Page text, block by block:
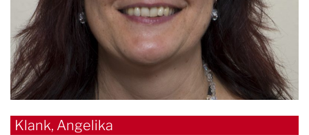
Klank, Angelika